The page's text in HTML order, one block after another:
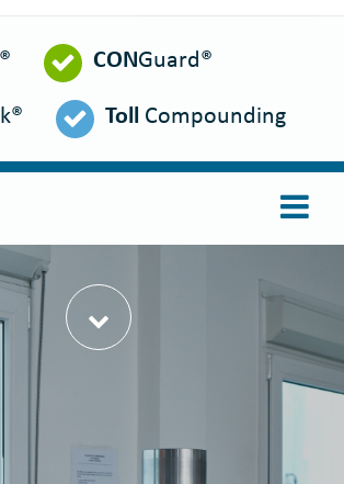
ENGLISH
POLSKI
FRANÇAIS
TÜRKÇE
CONGuard®
Toll Compounding